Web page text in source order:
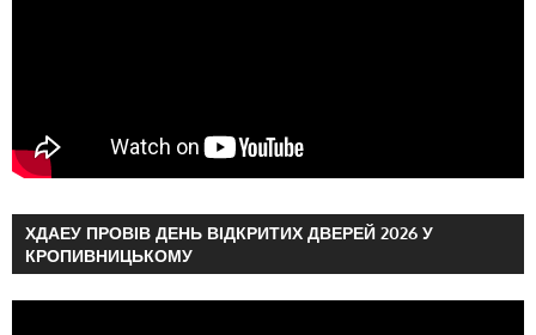
ХДАЕУ ПРОВІВ ДЕНЬ ВІДКРИТИХ ДВЕРЕЙ 2026 У
КРОПИВНИЦЬКОМУ